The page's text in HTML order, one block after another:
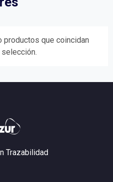
productos que coincidan
Trazabilidad